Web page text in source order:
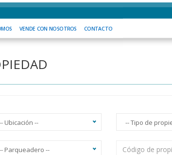
VENDE CON NOSOTROS CONTACTO
Ubicación -- -- Tipo de
Parqueadero --